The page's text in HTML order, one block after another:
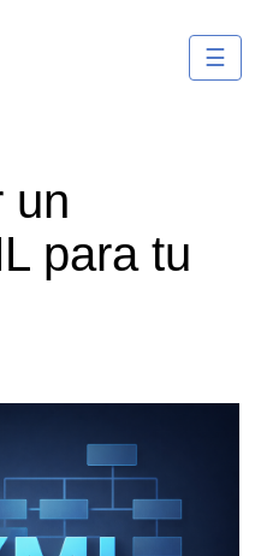
☰
un
para tu